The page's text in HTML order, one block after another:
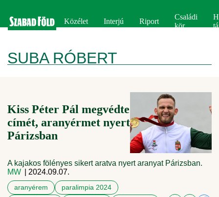
Közélet Interjú Riport
Családi
kör
SUBA RÓBERT
Kiss Péter Pál megvédte
címét, aranyérmet nyert
Párizsban
A kajakos fölényes sikert aratva nyert aranyat Párizsban.
MW
| 2024.09.07.
aranyérem
paralimpia 2024